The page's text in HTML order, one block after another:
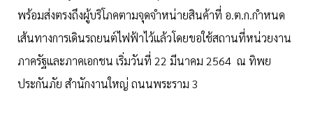
พร้อมส่งตรงถึงผู้บริโภคตามจุดจำหน่ายสินค้าที่ อ.ต.ก.กำหนด
เส้นทางการเดินรถยนต์ไฟฟ้าไว้แล้วโดยขอใช้สถานที่หน่วยงาน
ภาครัฐและภาคเอกชน เริ่มวันที่ 22 มีนาคม 2564 ณ ทิพย
ประกันภัย สำนักงานใหญ่ ถนนพระราม 3